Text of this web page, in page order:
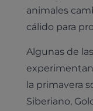
animales
cálido para
Algunas de
la primavera
Siberiano,